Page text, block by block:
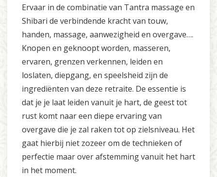
Ervaar in de combinatie van Tantra massage en
Shibari de verbindende kracht van touw,
handen, massage, aanwezigheid en overgave….
Knopen en geknoopt worden, masseren,
ervaren, grenzen verkennen, leiden en
loslaten, diepgang, en speelsheid zijn de
ingrediënten van deze retraite. De essentie is
dat je je laat leiden vanuit je hart, de geest tot
rust komt naar een diepe ervaring van
overgave die je zal raken tot op zielsniveau. Het
gaat hierbij niet zozeer om de technieken of
perfectie maar over afstemming vanuit het hart
in het moment.